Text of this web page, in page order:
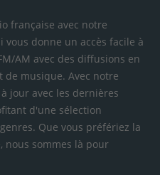
française avec notre
donne un accès facile à
AM avec des diffusions en
de musique. Avec notre
jour avec les dernières
d'une sélection
Que vous préfériez la
nous sommes là pour